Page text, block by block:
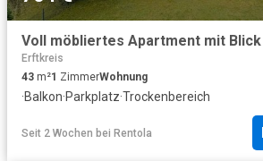
Erftkreis
43 m²1 ZimmerWohnung
·Balkon·Parkplatz·Trockenbereich
Seit 2 Wochen bei Rentola